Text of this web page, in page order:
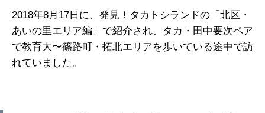
2018年8月17日に、発見！タカトシランドの「北区・
あいの里エリア編」で紹介され、タカ・田中要次ペア
で教育大〜篠路町・拓北エリアを歩いている途中で訪
れていました。